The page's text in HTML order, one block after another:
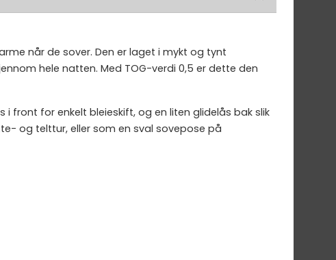
når de sover. Den er laget i mykt og tynt
hele natten. Med TOG-verdi 0,5 er dette den
for enkelt bleieskift, og en liten glidelås bak slik
og telttur, eller som en sval sovepose på